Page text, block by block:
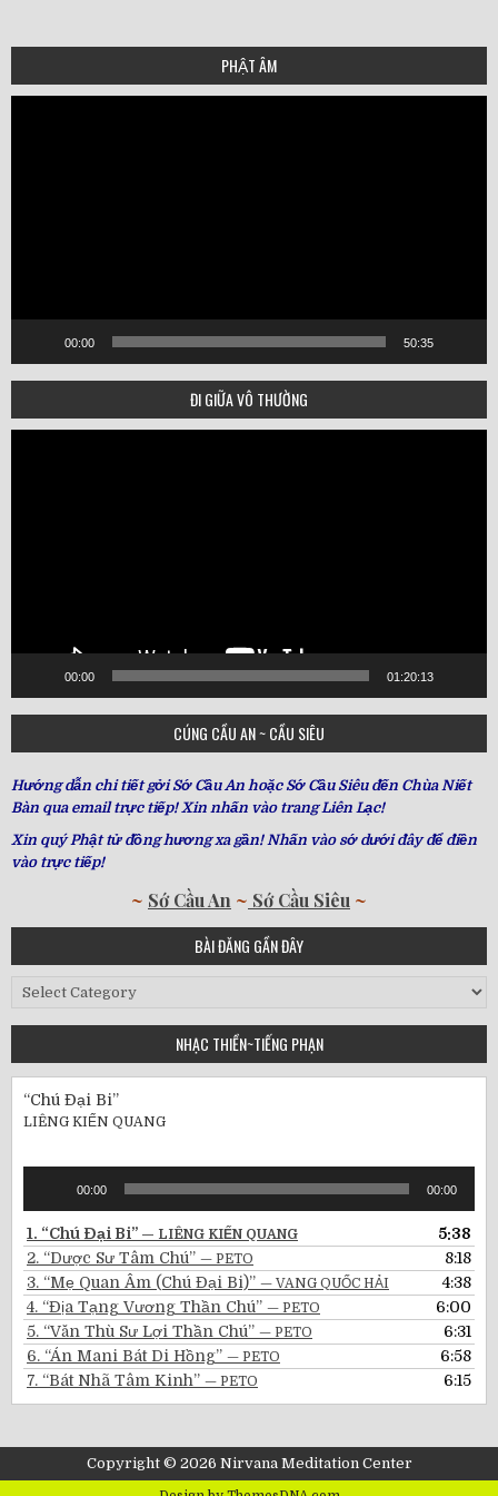
PHẬT ÂM
00:00 50:35
ĐI GIỮA VÔ THƯỜNG
00:00 01:20:13
CÚNG CẦU AN ~ CẦU SIÊU
Hướng dẫn chi tiết gởi Sớ Cầu An hoặc Sớ Cầu Siêu đến Chùa Niết
Bàn qua email trực tiếp! Xin nhấn vào trang Liên Lạc!
Xin quý Phật tử đồng hương xa gần! Nhấn vào sớ dưới đây để điền
vào trực tiếp!
~ Sớ Cầu An ~ Sớ Cầu Siêu ~
BÀI ĐĂNG GẦN ĐÂY
Bài
Gần
NHẠC THIỀN~TIẾNG PHẠN
“Chú Đại Bi”
LIÊNG KIẾN QUANG
00:00 00:00
1. “Chú Đại Bi” — LIÊNG KIẾN QUANG
5:38
2. “Dược Sư Tâm Chú” — PETO
8:18
3. “Mẹ Quan Âm (Chú Đại Bi)” — VANG QUỐC HẢI
4:38
4. “Địa Tạng Vương Thần Chú” — PETO
6:00
5. “Văn Thù Sư Lợi Thần Chú” — PETO
6:31
6. “Án Mani Bát Di Hồng” — PETO
6:58
7. “Bát Nhã Tâm Kinh” — PETO 6:15
Copyright © 2026 Nirvana Meditation Center